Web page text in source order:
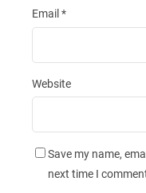
Email *
Website
Save my name,
next time I